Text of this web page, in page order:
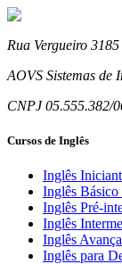
Rua Vergueiro
AOVS Sistemas de
CNPJ 05.555.382/
Cursos de Inglês
Inglês
Inglês Básico
Inglês Pré-
Inglês
Inglês
Inglês para